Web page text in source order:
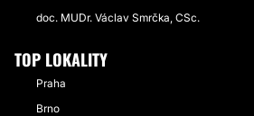
doc. MUDr. Václav Smrčka, CSc.
TOP LOKALITY
Praha
Brno